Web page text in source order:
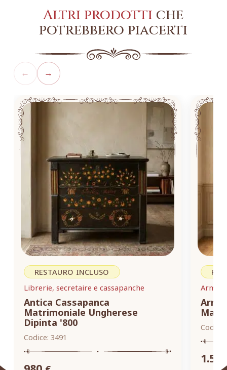
Altri prodotti che
potrebbero piacerti
← →
RESTAURO INCLUSO
Librerie, secretaire e cassapanche
Antica Cassapanca
Matrimoniale Ungherese
Dipinta '800
Codice: 3491
Codice: